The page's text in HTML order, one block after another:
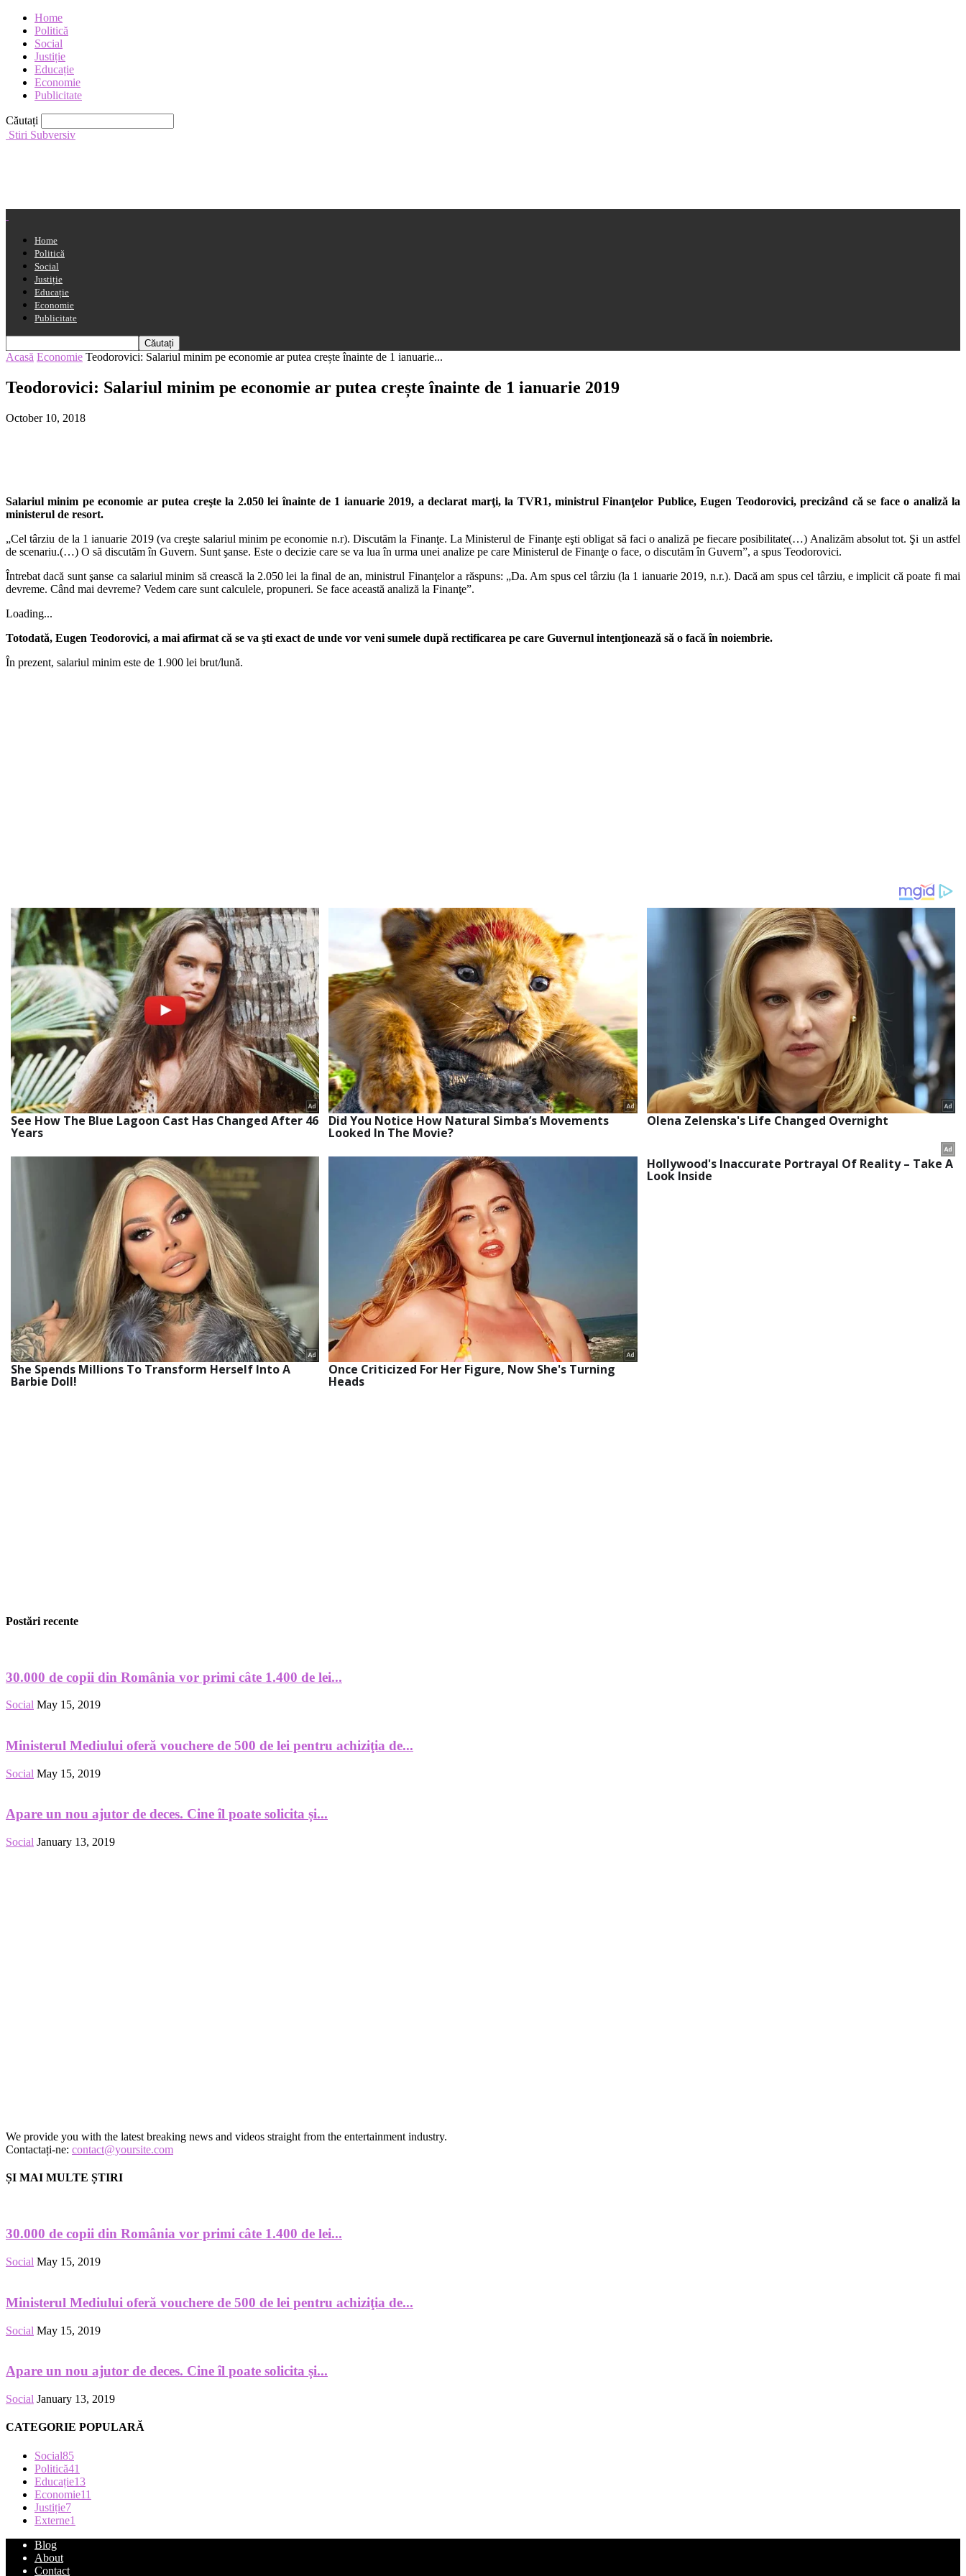
Home
Politică
Social
Justiție
Educație
Economie
Publicitate
Căutați
Stiri Subversiv
Home
Politică
Social
Justiție
Educație
Economie
Publicitate
Acasă Economie Teodorovici: Salariul minim pe economie ar putea crește înainte de 1 ianuarie...
Teodorovici: Salariul minim pe economie ar putea crește înainte de 1 ianuarie 2019
October 10, 2018
Salariul minim pe economie ar putea creşte la 2.050 lei înainte de 1 ianuarie 2019, a declarat marţi, la TVR1, ministrul Finanţelor Publice, Eugen Teodorovici, precizând că se face o analiză la
ministerul de resort.
„Cel târziu de la 1 ianuarie 2019 (va creşte salariul minim pe economie n.r). Discutăm la Finanţe. La Ministerul de Finanţe eşti obligat să faci o analiză pe fiecare posibilitate(…) Analizăm absolut tot. Şi un astfel
de scenariu.(…) O să discutăm în Guvern. Sunt şanse. Este o decizie care se va lua în urma unei analize pe care Ministerul de Finanţe o face, o discutăm în Guvern”, a spus Teodorovici.
Întrebat dacă sunt şanse ca salariul minim să crească la 2.050 lei la final de an, ministrul Finanţelor a răspuns: „Da. Am spus cel târziu (la 1 ianuarie 2019, n.r.). Dacă am spus cel târziu, e implicit că poate fi mai
devreme. Când mai devreme? Vedem care sunt calculele, propuneri. Se face această analiză la Finanţe”.
Loading...
Totodată, Eugen Teodorovici, a mai afirmat că se va şti exact de unde vor veni sumele după rectificarea pe care Guvernul intenţionează să o facă în noiembrie.
În prezent, salariul minim este de 1.900 lei brut/lună.
Postări recente
30.000 de copii din România vor primi câte 1.400 de lei...
Social May 15, 2019
Ministerul Mediului oferă vouchere de 500 de lei pentru achiziţia de...
Social May 15, 2019
Apare un nou ajutor de deces. Cine îl poate solicita și...
Social January 13, 2019
We provide you with the latest breaking news and videos straight from the entertainment industry.
Contactați-ne: contact@yoursite.com
ȘI MAI MULTE ȘTIRI
30.000 de copii din România vor primi câte 1.400 de lei...
Social May 15, 2019
Ministerul Mediului oferă vouchere de 500 de lei pentru achiziţia de...
Social May 15, 2019
Apare un nou ajutor de deces. Cine îl poate solicita și...
Social January 13, 2019
CATEGORIE POPULARĂ
Social85
Politică41
Educație13
Economie11
Justiție7
Externe1
Blog
About
Contact